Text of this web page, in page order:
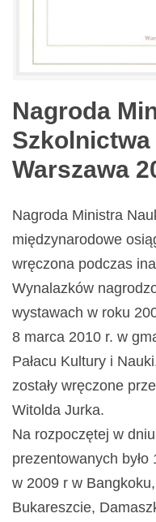
Nagroda
Szkolnictwa
Warszawa
Nagroda Ministra
międzynarodowe
wręczona podczas
Wynalazków
wystawach w roku
8 marca 2010 r. w
Pałacu Kultury i
zostały wręczone
Witolda Jurka.
Na rozpoczętej w
prezentowanych
w 2009 r w
Bukareszcie,